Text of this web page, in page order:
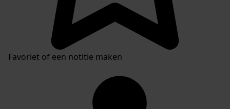
Favoriet of een notitie maken